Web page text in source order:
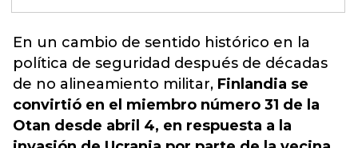
En un cambio de sentido histórico en la
política de seguridad después de décadas
de no alineamiento militar, Finlandia se
convirtió en el miembro número 31 de la
Otan desde abril 4, en respuesta a la